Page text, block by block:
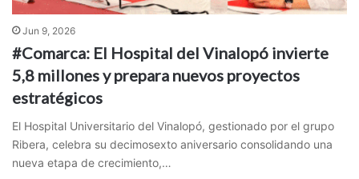
Jun 9, 2026
#Comarca: El Hospital del Vinalopó invierte
5,8 millones y prepara nuevos proyectos
estratégicos
El Hospital Universitario del Vinalopó, gestionado por el grupo
Ribera, celebra su decimosexto aniversario consolidando una
nueva etapa de crecimiento,…